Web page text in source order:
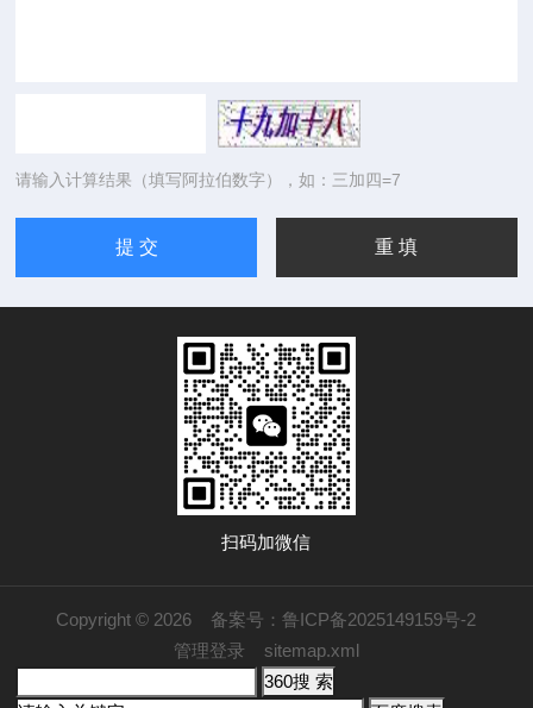
请输入计算结果（填写阿拉伯数字），如：三加四=7
扫码加微信
Copyright © 2026 备案号：鲁ICP备2025149159号-2
管理登录
sitemap.xml